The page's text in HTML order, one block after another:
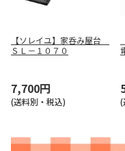
【ソレイユ】家呑み屋台
ＳＬ－１０７０
7,700円
(送料別・税込) (